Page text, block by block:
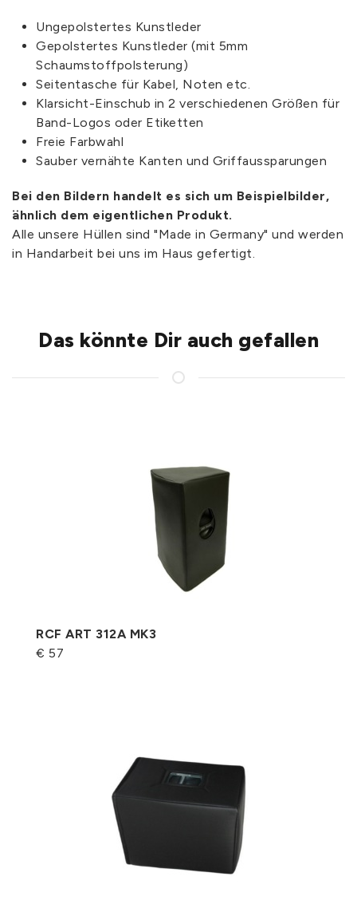
Ungepolstertes Kunstleder
Gepolstertes Kunstleder (mit 5mm
Schaumstoffpolsterung)
Seitentasche für Kabel, Noten etc.
Klarsicht-Einschub in 2 verschiedenen Größen für
Band-Logos oder Etiketten
Freie Farbwahl
Sauber vernähte Kanten und Griffaussparungen
Bei den Bildern handelt es sich um Beispielbilder,
ähnlich dem eigentlichen Produkt.
Alle unsere Hüllen sind "Made in Germany" und werden
in Handarbeit bei uns im Haus gefertigt.
Das könnte Dir auch gefallen
RCF ART 312A MK3
€ 57